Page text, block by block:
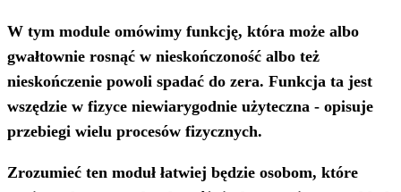
W tym module omówimy funkcję, która może albo
gwałtownie rosnąć w nieskończoność albo też
nieskończenie powoli spadać do zera. Funkcja ta jest
wszędzie w fizyce niewiarygodnie użyteczna - opisuje
przebiegi wielu procesów fizycznych.
Zrozumieć ten moduł łatwiej będzie osobom, które